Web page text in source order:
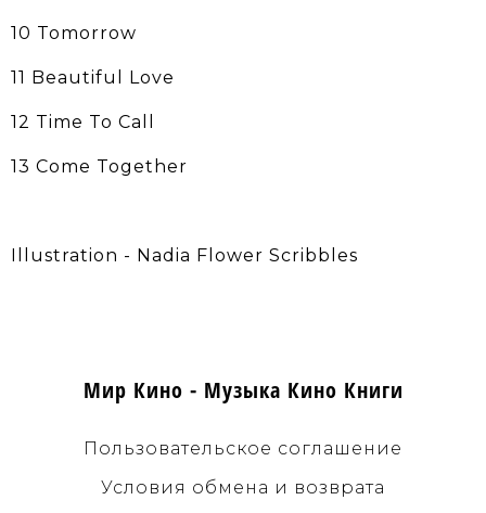
10 Tomorrow
11 Beautiful Love
12 Time To Call
13 Come Together
Illustration - Nadia Flower Scribbles
Мир Кино - Музыка Кино Книги
Пользовательское соглашение
Условия обмена и возврата